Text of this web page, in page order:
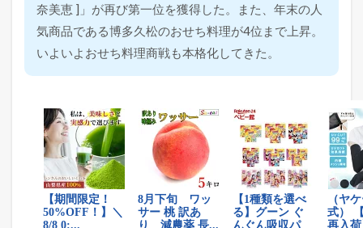
奈美恵 ]」が再び第一位を獲得した。また、年末の人
気商品である博多久松のおせち料理が4位まで上昇。
いよいよおせち料理商戦も本格化してきた。